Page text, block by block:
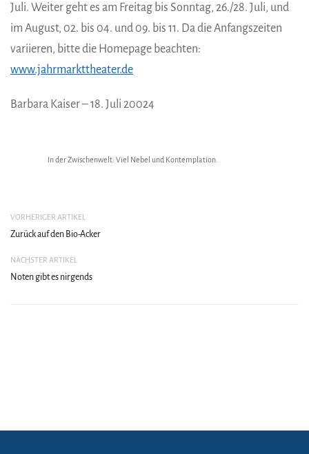
Juli. Weiter geht es am Freitag bis Sonntag, 26./28. Juli, und
im August, 02. bis 04. und 09. bis 11. Da die Anfangszeiten
variieren, bitte die Homepage beachten:
www.jahrmarkttheater.de
Barbara Kaiser – 18. Juli 20024
In der Zwischenwelt: Viel Nebel und Kontemplation.
VORHERIGER ARTIKEL
Zurück auf den Bio-Acker
NÄCHSTER ARTIKEL
Noten gibt es nirgends